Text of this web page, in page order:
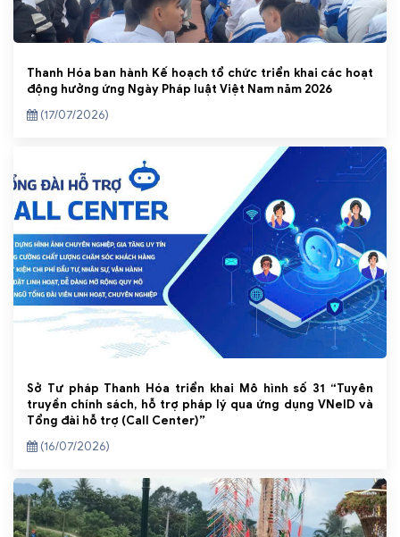
Thanh Hóa ban hành Kế hoạch tổ chức triển khai các hoạt
động hưởng ứng Ngày Pháp luật Việt Nam năm 2026
(17/07/2026)
Sở Tư pháp Thanh Hóa triển khai Mô hình số 31 “Tuyên
truyền chính sách, hỗ trợ pháp lý qua ứng dụng VNeID và
Tổng đài hỗ trợ (Call Center)”
(16/07/2026)